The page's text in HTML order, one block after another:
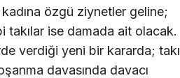
özgü ziynetler geline;
takılar ise damada ait olacak.
verdiği yeni bir kararda; takı
davasında davacı